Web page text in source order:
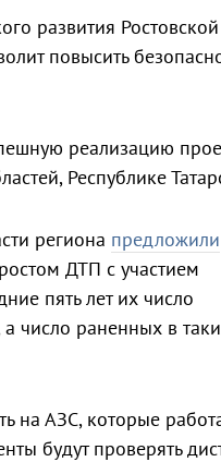
развития
повысить
реализацию
Республике
региона предложили
ДТП с участием
пять лет их число
а число раненных в
на АЗС, которые
будут проверять